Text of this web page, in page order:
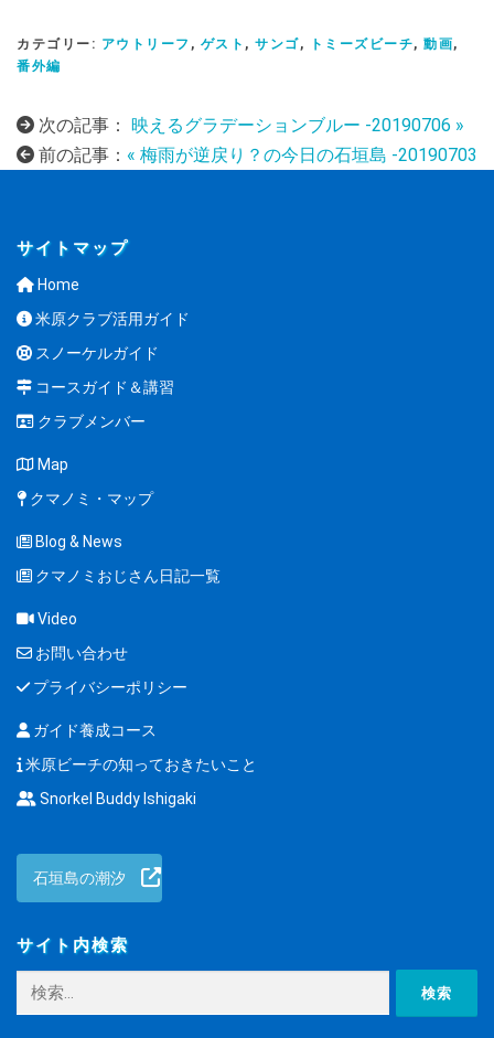
カテゴリー: アウトリーフ , ゲスト , サンゴ, トミーズビーチ, 動画,
番外編
次の記事：
映えるグラデーションブルー -20190706 »
前の記事： « 梅雨が逆戻り？の今日の石垣島 -20190703
サイトマップ
Home
米原クラブ活用ガイド
スノーケルガイド
コースガイド＆講習
クラブメンバー
Map
クマノミ・マップ
Blog & News
クマノミおじさん日記一覧
Video
お問い合わせ
プライバシーポリシー
ガイド養成コース
米原ビーチの知っておきたいこと
Snorkel Buddy Ishigaki
石垣島の潮汐
サイト内検索